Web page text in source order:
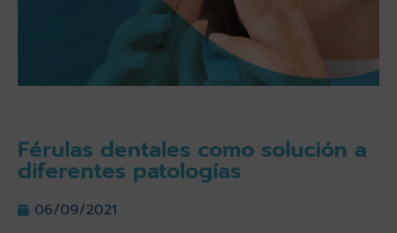
Férulas dentales como solución a
diferentes patologías
06/09/2021